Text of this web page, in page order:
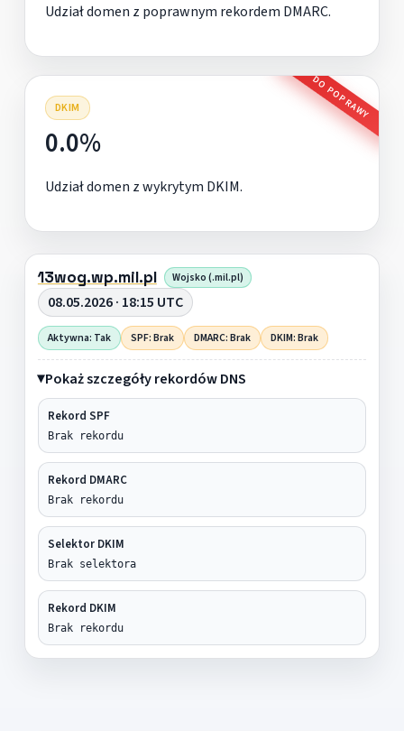
Udział domen z poprawnym rekordem DMARC.
DKIM DO POPRAWY
0.0%
Udział domen z wykrytym DKIM.
13wog.wp.mil.pl Wojsko (.mil.pl)
08.05.2026 · 18:15 UTC
Aktywna: Tak SPF: Brak DMARC: Brak DKIM: Brak
Pokaż szczegóły rekordów DNS
Rekord SPF
Brak rekordu
Rekord DMARC
Brak rekordu
Selektor DKIM
Brak selektora
Rekord DKIM
Brak rekordu